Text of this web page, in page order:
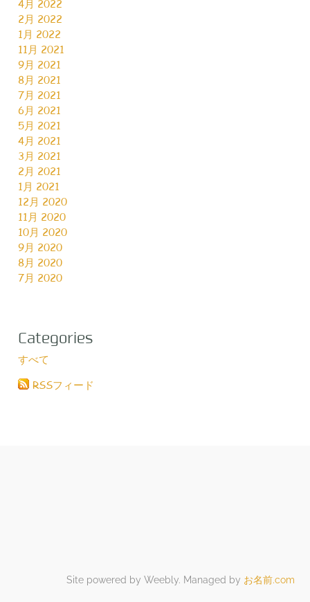
4月 2022
2月 2022
1月 2022
11月 2021
9月 2021
8月 2021
7月 2021
6月 2021
5月 2021
4月 2021
3月 2021
2月 2021
1月 2021
12月 2020
11月 2020
10月 2020
9月 2020
8月 2020
7月 2020
Categories
すべて
RSSフィード
Site powered by Weebly. Managed by お名前.com